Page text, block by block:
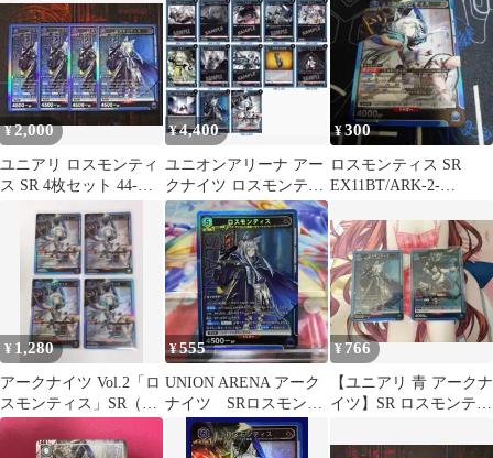
UNION ARENA ユニア
リ
¥2,000
ユニアリ ロスモンティ
ス SR 4枚セット 44-
¥4,400
ユニオンアリーナ アー
クナイツ ロスモンティ
スデッキ
¥300
ロスモンティス SR
EX11BT/ARK-2-
ナ】
¥ 1,280
アークナイツ Vol.2「ロ
スモンティス」SR（ス
ーパーレア）４枚セッ
ト 青
¥555
UNION ARENA アーク
ナイツ SRロスモンテ
ィス
¥766
【ユニアリ 青 アークナ
イツ】SR ロスモンティ
2枚